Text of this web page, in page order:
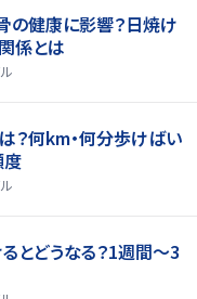
の健康に影響？日焼け
係とは
？何km・何分歩けばい
度
とどうなる？1週間～3